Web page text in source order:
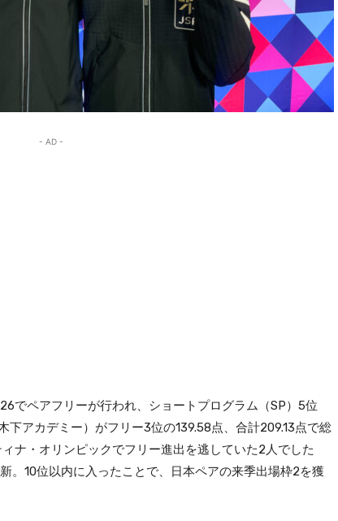
- AD -
でペアフリーが行われ、ショートプログラム（SP）5位
下アカデミー）がフリー3位の139.58点、合計209.13点で総
ナ・オリンピックでフリー進出を逃していた2人でした
。10位以内に入ったことで、日本ペアの来季出場枠2を獲